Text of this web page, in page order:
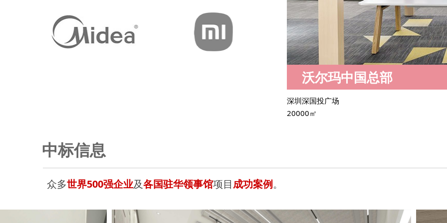
沃尔玛中国总部
深圳深国投广场
20000㎡
中标信息
众多世界500强企业及各国驻华领事馆项目成功案例。